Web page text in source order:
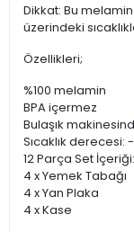
Dikkat: Bu melamin
üzerindeki
Özellikleri;
%100 melamin
BPA içermez
Bulaşık
Sıcaklık derecesi:
12 Parça Set İçeriği:
4 x Yemek Tabağı
4 x Yan Plaka
4 x Kase